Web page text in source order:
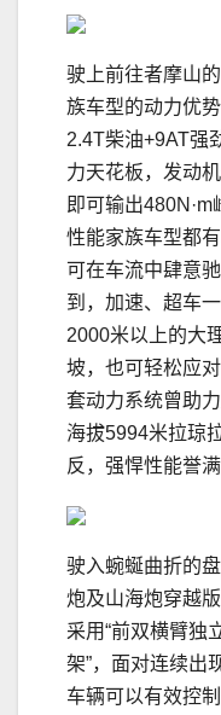
驶上前往者摩山
族车型的动力优
2.4T柴油+9AT强
力天花板，发动
即可输出
性能家族车型都
可在车流中肆意
到，加速、超车
2000米以上的大
坡，也可轻松应
套动力系统曾助
海拔5994米拉琼
反，强悍性能誉满
驶入蜿蜒曲折的
炮及山海炮穿越
采用“前双横臂独
架”，面对连续出
车辆可以有效控